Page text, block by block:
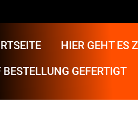
HIER GEHT ES
BESTELLUNG GEFERTIGT